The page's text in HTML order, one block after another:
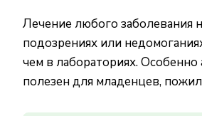
Лечение любого заболевания
подозрениях или
чем в лабораториях.
полезен для младенцев,